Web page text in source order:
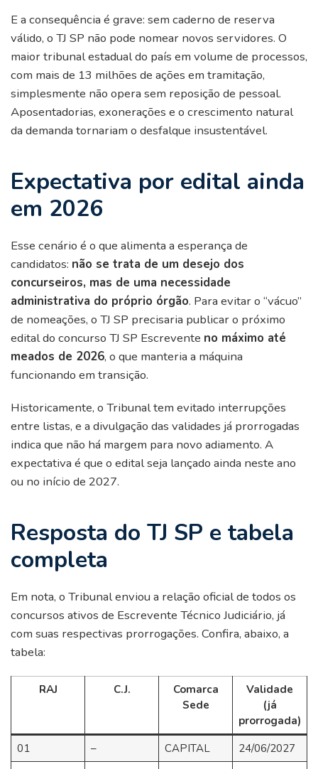
E a consequência é grave: sem caderno de reserva
válido, o TJ SP não pode nomear novos servidores. O
maior tribunal estadual do país em volume de processos,
com mais de 13 milhões de ações em tramitação,
simplesmente não opera sem reposição de pessoal.
Aposentadorias, exonerações e o crescimento natural
da demanda tornariam o desfalque insustentável.
Expectativa por edital ainda
em 2026
Esse cenário é o que alimenta a esperança de
candidatos: não se trata de um desejo dos
concurseiros, mas de uma necessidade
administrativa do próprio órgão. Para evitar o “vácuo”
de nomeações, o TJ SP precisaria publicar o próximo
edital do concurso TJ SP Escrevente no máximo até
meados de 2026, o que manteria a máquina
funcionando em transição.
Historicamente, o Tribunal tem evitado interrupções
entre listas, e a divulgação das validades já prorrogadas
indica que não há margem para novo adiamento. A
expectativa é que o edital seja lançado ainda neste ano
ou no início de 2027.
Resposta do TJ SP e tabela
completa
Em nota, o Tribunal enviou a relação oficial de todos os
concursos ativos de Escrevente Técnico Judiciário, já
com suas respectivas prorrogações. Confira, abaixo, a
tabela:
RAJ C.J.
Comarca
Sede
Validade
(já
prorrogada)
01
– CAPITAL
24/06/2027